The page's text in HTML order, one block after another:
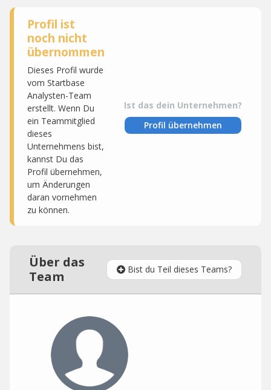
Profil ist
noch nicht
übernommen
Dieses Profil wurde
vom Startbase
Analysten-Team
erstellt. Wenn Du
ein Teammitglied
dieses
Unternehmens bist,
kannst Du das
Profil übernehmen,
um Änderungen
daran vornehmen
zu können.
Ist das dein Unternehmen?
Profil übernehmen
Über das
Team
Bist du Teil dieses Teams?